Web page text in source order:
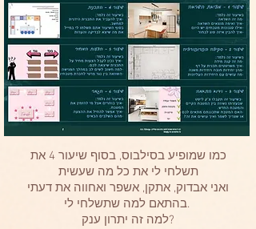
כמו שמופיע בסילבוס, בסוף שיעור 4 את
תשלחי לי את כל מה שעשית
ואני אבדוק, אתקן, אשפר ואחווה את דעתי
בהתאם למה שתשלחי לי.
למה זה יתרון ענק?